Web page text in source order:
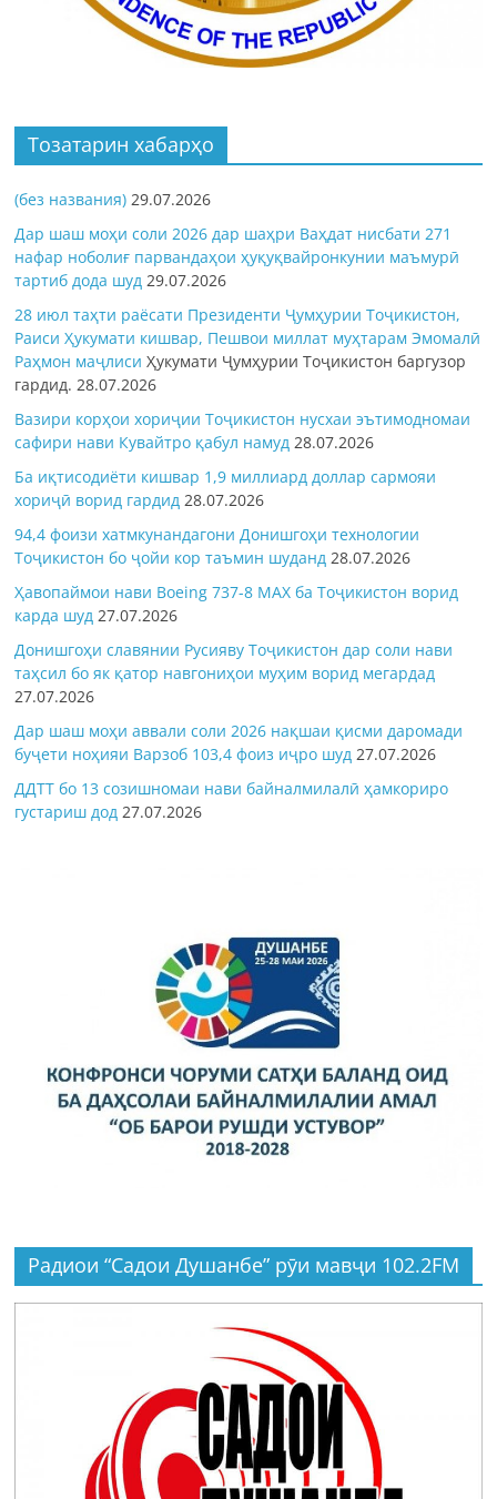
Тозатарин хабарҳо
(без названия) 29.07.2026
Дар шаш моҳи соли 2026 дар шаҳри Ваҳдат нисбати 271
нафар ноболиғ парвандаҳои ҳуқуқвайронкунии маъмурӣ
тартиб дода шуд 29.07.2026
28 июл таҳти раёсати Президенти Ҷумҳурии Тоҷикистон,
Раиси Ҳукумати кишвар, Пешвои миллат муҳтарам Эмомалӣ
Раҳмон маҷлисиҲукумати Ҷумҳурии Тоҷикистон баргузор
гардид.28.07.2026
Вазири корҳои хориҷии Тоҷикистон нусхаи эътимодномаи
сафири нави Кувайтро қабул намуд 28.07.2026
Ба иқтисодиёти кишвар 1,9 миллиард доллар сармояи
хориҷӣ ворид гардид 28.07.2026
94,4 фоизи хатмкунандагони Донишгоҳи технологии
Тоҷикистон бо ҷойи кор таъмин шуданд 28.07.2026
Ҳавопаймои нави Boeing 737-8 MAX ба Тоҷикистон ворид
карда шуд 27.07.2026
Донишгоҳи славянии Русияву Тоҷикистон дар соли нави
таҳсил бо як қатор навгониҳои муҳим ворид мегардад
27.07.2026
Дар шаш моҳи аввали соли 2026 нақшаи қисми даромади
буҷети ноҳияи Варзоб 103,4 фоиз иҷро шуд 27.07.2026
ДДТТ бо 13 созишномаи нави байналмилалӣ ҳамкориро
густариш дод 27.07.2026
Радиои “Садои Душанбе” рӯи мавҷи 102.2FM